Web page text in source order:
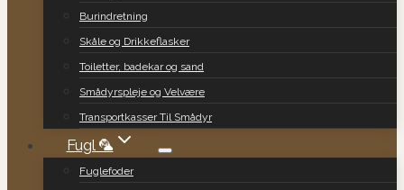
Burindretning
Skåle og Drikkeflasker
Toiletter, badekar og sand
Smådyrspleje og Velvære
Transportkasser Til Smådyr
Fugl 🦜
Fuglefoder